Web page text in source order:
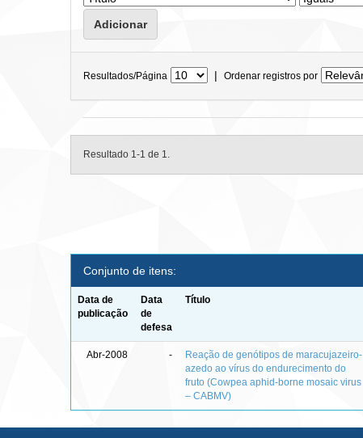
Resultados/Página | Ordenar registros por
Resultado 1-1 de 1.
Conjunto de itens:
Data de
publicação
Data
de
defesa
Título
Abr-2008 -
Reação de genótipos de maracujazeiro-
azedo ao vírus do endurecimento do
fruto (Cowpea aphid-borne mosaic virus
– CABMV)